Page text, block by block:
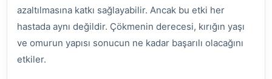
azaltılmasına katkı sağlayabilir. Ancak bu etki her
hastada aynı değildir. Çökmenin derecesi, kırığın yaşı
ve omurun yapısı sonucun ne kadar başarılı olacağını
etkiler.